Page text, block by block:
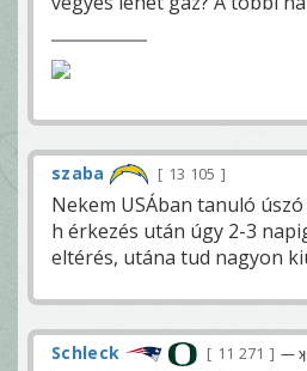
szaba 13 105
Nekem USÁban tanuló
h érkezés után úgy 2-3
eltérés, utána tud nagyon
Schleck 11 271 —